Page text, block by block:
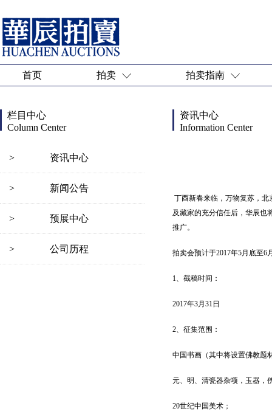
首页 拍卖 拍卖指南
栏目中心
Column Center
> 资讯中心
> 新闻公告
> 预展中心
> 公司历程
资讯中心
Information Center
丁酉新春来临，万物复苏，北
及藏家的充分信任后，华辰也
推广。
拍卖会预计于2017年5月底至
1、截稿时间：
2017年3月31日
2、征集范围：
中国书画（其中将设置佛教题
元、明、清瓷器杂项，玉器，
20世纪中国美术；